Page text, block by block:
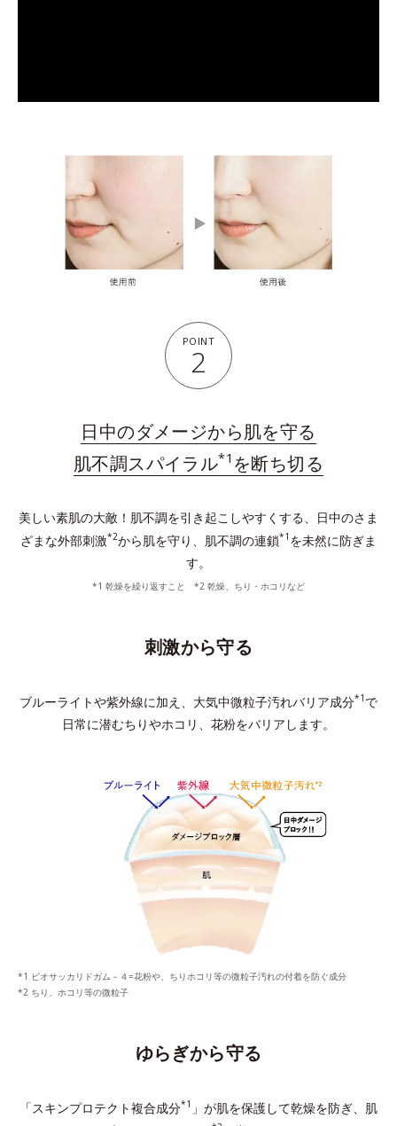
POINT
2
日中のダメージから肌を守る
肌不調スパイラル*1 を断ち切る
美しい素肌の大敵！肌不調を引き起こしやすくする、日中のさま
ざまな外部刺激*2から肌を守り、肌不調の連鎖*1 を未然に防ぎま
す。
*1 乾燥を繰り返すこと *2 乾燥、ちり・ホコリなど
刺激から守る
ブルーライトや紫外線に加え、大気中微粒子汚れバリア成分*1 で
日常に潜むちりやホコリ、花粉をバリアします。
ビオサッカリドガム－４=花粉や、ちりホコリ等の微粒子汚れの付着を防ぐ成分
ちり、ホコリ等の微粒子
ゆらぎから守る
「スキンプロテクト複合成分*1 」が肌を保護して乾燥を防ぎ、 肌